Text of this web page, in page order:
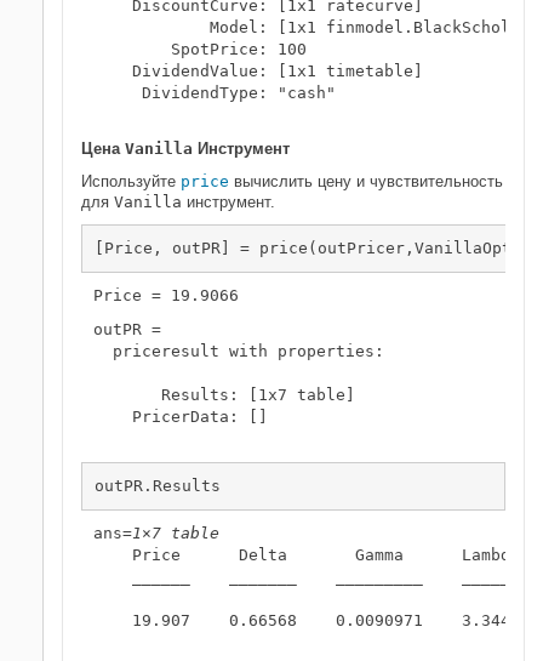
    DiscountCurve: [1x1 ratecurve]
            Model: [1x1 finmodel.BlackScholes]
        SpotPrice: 100
    DividendValue: [1x1 timetable]
     DividendType: "cash"
Цена Vanilla Инструмент
Используйте price вычислить цену и чувствительность
для Vanilla инструмент.
[Price, outPR] = price(outPricer,VanillaOpt,[
outPR =
  priceresult with properties:
       Results: [1x7 table]
    PricerData: []
outPR.Results
ans=1×7 table
Price      Delta       Gamma      Lambda
19.907    0.66568    0.0090971    3.344